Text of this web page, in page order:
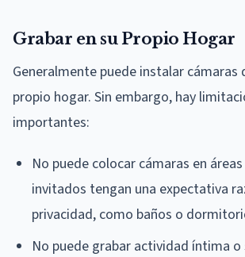
Grabar en su Propio Hogar
Generalmente puede instalar cámaras
propio hogar. Sin embargo, hay
importantes:
No puede colocar cámaras en
invitados tengan una expectativa
privacidad, como baños o
No puede grabar actividad íntima o